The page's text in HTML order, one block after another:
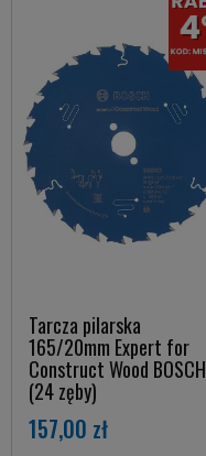
Tarcza pilarska
165/20mm Expert for
Construct Wood BOSCH
(24 zęby)
157,00 zł